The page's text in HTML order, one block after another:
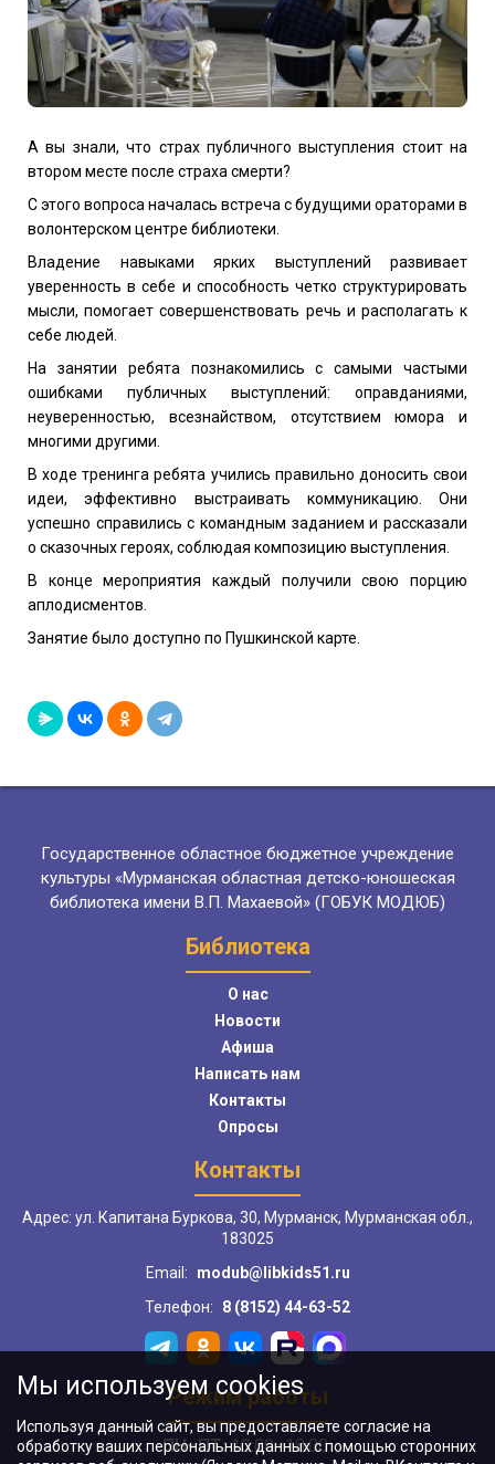
А вы знали, что страх публичного выступления стоит на
втором месте после страха смерти?
С этого вопроса началась встреча с будущими ораторами в
волонтерском центре библиотеки.
Владение навыками ярких выступлений развивает
уверенность в себе и способность четко структурировать
мысли, помогает совершенствовать речь и располагать к
себе людей.
На занятии ребята познакомились с самыми частыми
ошибками публичных выступлений: оправданиями,
неуверенностью, всезнайством, отсутствием юмора и
многими другими.
В ходе тренинга ребята учились правильно доносить свои
идеи, эффективно выстраивать коммуникацию. Они
успешно справились с командным заданием и рассказали
о сказочных героях, соблюдая композицию выступления.
В конце мероприятия каждый получили свою порцию
аплодисментов.
Занятие было доступно по Пушкинской карте.
Государственное областное бюджетное учреждение
культуры «Мурманская областная детско-юношеская
библиотека имени В.П. Махаевой» (ГОБУК МОДЮБ)
Библиотека
О нас
Новости
Афиша
Написать нам
Контакты
Опросы
Контакты
Адрес: ул. Капитана Буркова, 30, Мурманск, Мурманская обл.,
183025
Email:
modub@libkids51.ru
Телефон:
8 (8152) 44-63-52
Режим работы
ПН–ПТ:10:00–18:00
Мы используем cookies
Используя данный сайт, вы предоставляете согласие на
обработку ваших персональных данных с помощью сторонних